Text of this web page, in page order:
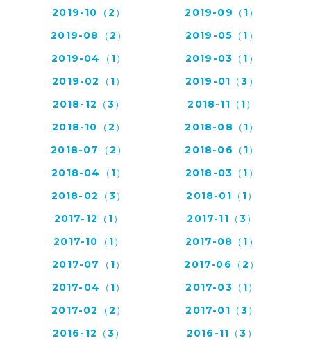
2019-10（2）
2019-09（1）
2019-08（2）
2019-05（1）
2019-04（1）
2019-03（1）
2019-02（1）
2019-01（3）
2018-12（3）
2018-11（1）
2018-10（2）
2018-08（1）
2018-07（2）
2018-06（1）
2018-04（1）
2018-03（1）
2018-02（3）
2018-01（1）
2017-12（1）
2017-11（3）
2017-10（1）
2017-08（1）
2017-07（1）
2017-06（2）
2017-04（1）
2017-03（1）
2017-02（2）
2017-01（3）
2016-12（3）
2016-11（3）